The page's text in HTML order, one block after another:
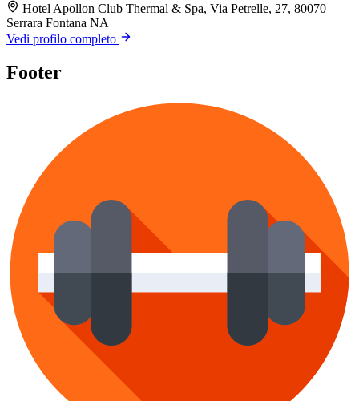
Hotel Apollon Club Thermal & Spa, Via Petrelle, 27, 80070
Serrara Fontana NA
Vedi profilo completo
Footer